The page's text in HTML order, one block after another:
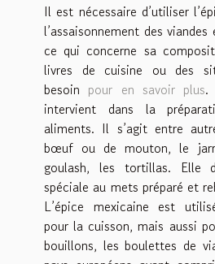
Il est nécessaire d’utiliser
l’assaisonnement des
ce qui concerne sa
livres de cuisine ou des
besoin pour en savoir plus.
intervient dans la
aliments. Il s’agit entre
bœuf ou de mouton, le
goulash, les tortillas. Elle
spéciale au mets préparé et
L’épice mexicaine est
pour la cuisson, mais aussi
bouillons, les boulettes de